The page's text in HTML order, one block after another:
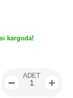
kargoda!
ADET